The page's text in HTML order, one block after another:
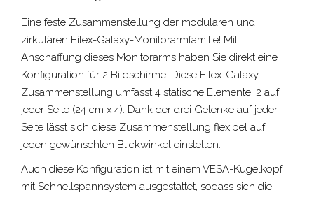
Eine feste Zusammenstellung der modularen und
zirkulären Filex-Galaxy-Monitorarmfamilie! Mit
Anschaffung dieses Monitorarms haben Sie direkt eine
Konfiguration für 2 Bildschirme. Diese Filex-Galaxy-
Zusammenstellung umfasst 4 statische Elemente, 2 auf
jeder Seite (24 cm x 4). Dank der drei Gelenke auf jeder
Seite lässt sich diese Zusammenstellung flexibel auf
jeden gewünschten Blickwinkel einstellen.
Auch diese Konfiguration ist mit einem VESA-Kugelkopf
mit Schnellspannsystem ausgestattet, sodass sich die